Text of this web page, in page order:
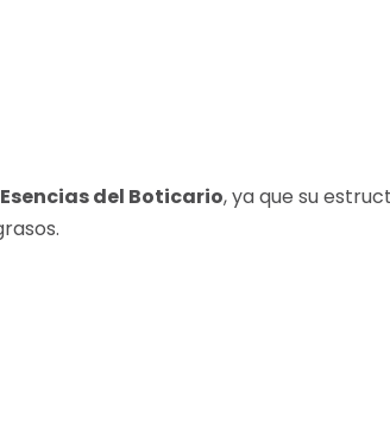
Esencias del Boticario, ya que su